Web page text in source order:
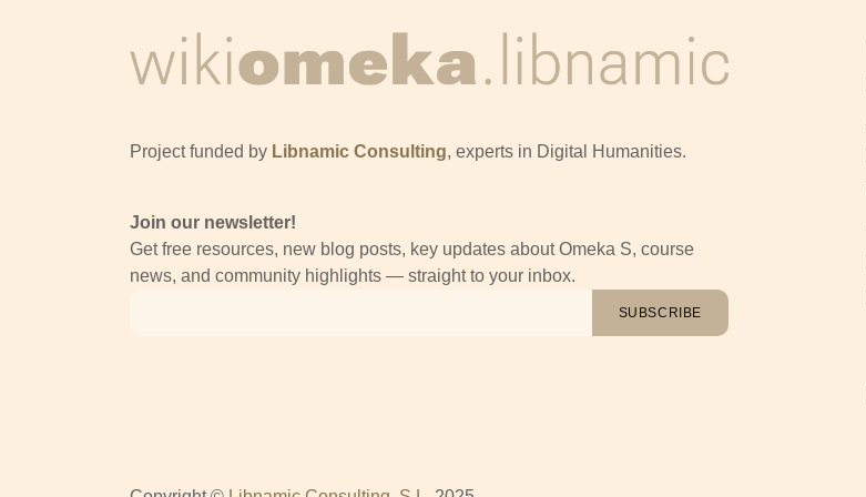
Project funded by Libnamic Consulting, experts in Digital Humanities.
Join our newsletter!
Get free resources, new blog posts, key updates about Omeka S, course
news, and community highlights — straight to your inbox.
SUBSCRIBE